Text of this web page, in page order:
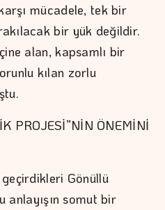
mücadele, tek bir
bir yük değildir.
alan, kapsamlı bir
kılan zorlu
PROJESİ”NİN ÖNEMİNİ
Gönüllü
anlayışın somut bir